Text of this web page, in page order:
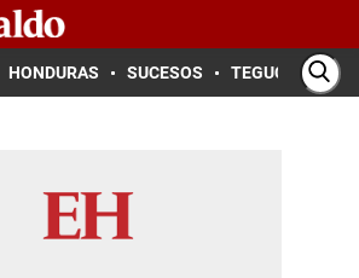
HONDURAS SUCESOS TEGUCIGALPA